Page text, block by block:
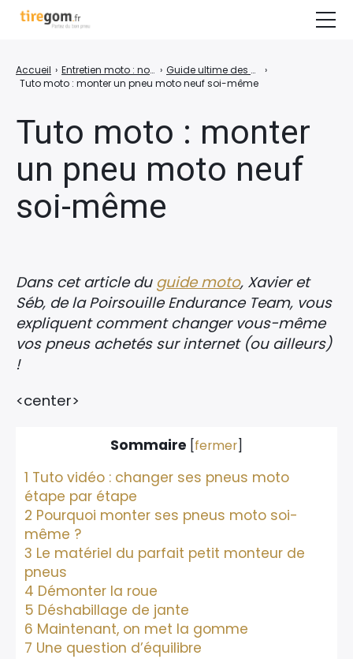
Tuto moto : monter
un pneu moto neuf
soi-même
Accueil › Entretien moto : nos conseils pour prendre soin de son deux-roues › Guide ultime des pneus moto : conseils, entretien, achat
›
Tuto moto : monter un pneu moto neuf soi-même
Dans cet article du guide moto, Xavier et
Séb, de la Poirsouille Endurance Team, vous
expliquent comment changer vous-même
vos pneus achetés sur internet (ou ailleurs)
!
<center>
Sommaire [fermer]
1 Tuto vidéo : changer ses pneus moto
étape par étape
2 Pourquoi monter ses pneus moto soi-
même ?
3 Le matériel du parfait petit monteur de
pneus
4 Démonter la roue
5 Déshabillage de jante
6 Maintenant, on met la gomme
7 Une question d’équilibre
Guide moto
COMPARER LES PRIX DES PNEUS